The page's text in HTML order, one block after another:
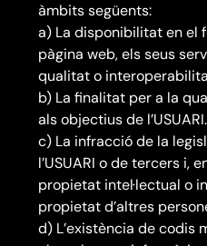
àmbits següents:
a) La disponibilitat en el
pàgina web, els seus
qualitat o
b) La finalitat per a la
als objectius de l’USUARI.
c) La infracció de la
l’USUARI o de tercers i,
propietat intel·lectual o
propietat d’altres
d) L’existència de codis